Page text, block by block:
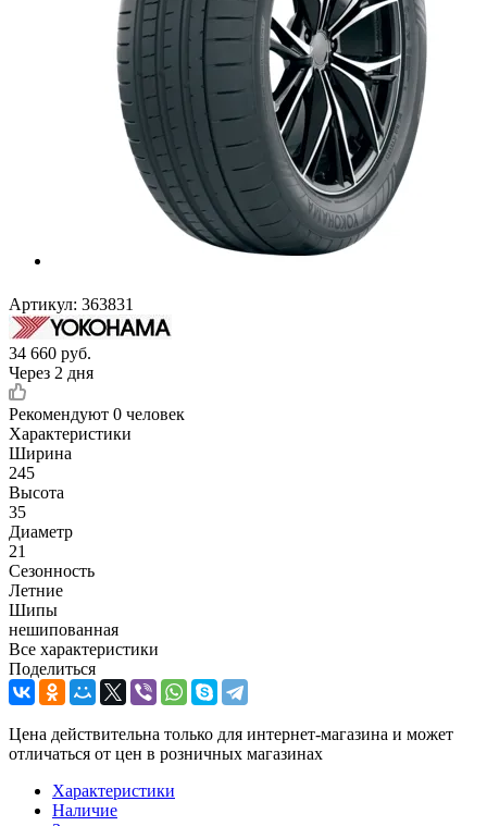
Артикул: 363831
34 660 руб.
Через 2 дня
Рекомендуют 0 человек
Характеристики
Ширина
245
Высота
35
Диаметр
21
Сезонность
Летние
Шипы
нешипованная
Все характеристики
Поделиться
Цена действительна только для интернет-магазина и может
отличаться от цен в розничных магазинах
Характеристики
Наличие